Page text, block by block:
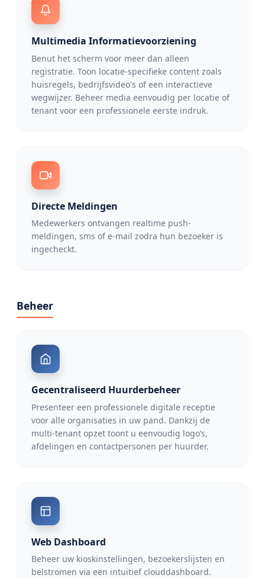
Multimedia Informatievoorziening
Benut het scherm voor meer dan alleen
registratie. Toon locatie-specifieke content zoals
huisregels, bedrijfsvideo's of een interactieve
wegwijzer. Beheer media eenvoudig per locatie of
tenant voor een professionele eerste indruk.
Directe Meldingen
Medewerkers ontvangen realtime push-
meldingen, sms of e-mail zodra hun bezoeker is
ingecheckt.
Beheer
Gecentraliseerd Huurderbeheer
Presenteer een professionele digitale receptie
voor alle organisaties in uw pand. Dankzij de
multi-tenant opzet toont u eenvoudig logo’s,
afdelingen en contactpersonen per huurder.
Web Dashboard
Beheer uw kioskinstellingen, bezoekerslijsten en
belstromen via een intuïtief clouddashboard.